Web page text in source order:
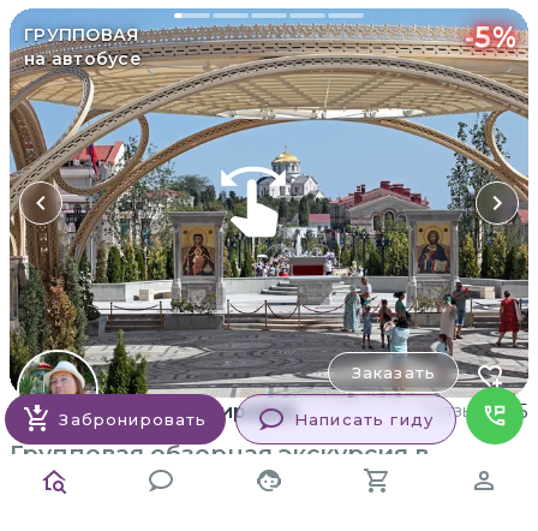
ГРУППОВАЯ
на автобусе
-5%
Заказать
Наиля Мунировна 1 отзыв 5
Групповая обзорная экскурсия в
Херсонес: от греков до Византии
Забронировать Написать гиду